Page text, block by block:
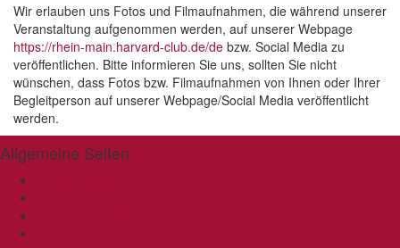
Wir erlauben uns Fotos und Filmaufnahmen, die während unserer
Veranstaltung aufgenommen werden, auf unserer Webpage
https://rhein-main.harvard-club.de/de bzw. Social Media zu
veröffentlichen. Bitte informieren Sie uns, sollten Sie nicht
wünschen, dass Fotos bzw. Filmaufnahmen von Ihnen oder Ihrer
Begleitperson auf unserer Webpage/Social Media veröffentlicht
werden.
Allgemeine Seiten